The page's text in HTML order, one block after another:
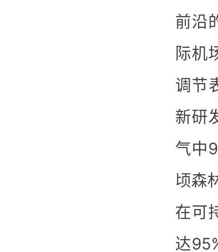
前沿
际机
调节
新研
气中
顷森
在可
达